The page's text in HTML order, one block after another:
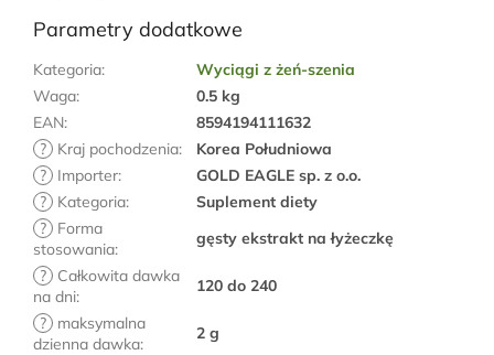
Parametry dodatkowe
Kategoria:
Wyciągi z żeń-szenia
Waga:
0.5 kg
EAN:
8594194111632
?
Kraj pochodzenia:
Korea Południowa
?
Importer:
GOLD EAGLE sp. z o.o.
?
Kategoria:
Suplement diety
?
Forma
stosowania:
gęsty ekstrakt na łyżeczkę
?
Całkowita dawka
na dni:
120 do 240
?
maksymalna
dzienna dawka:
2 g